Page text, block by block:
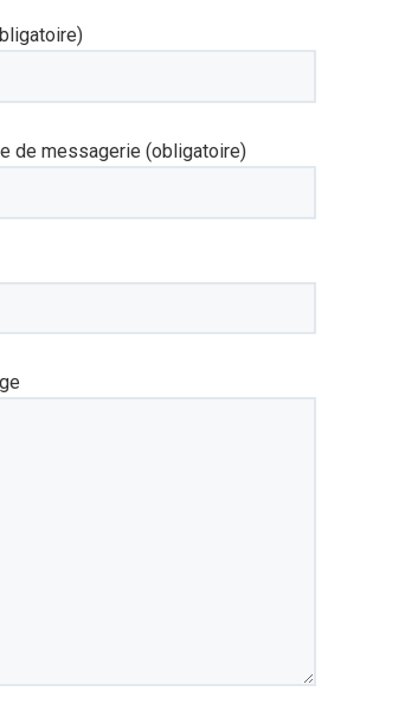
de messagerie (obligatoire)